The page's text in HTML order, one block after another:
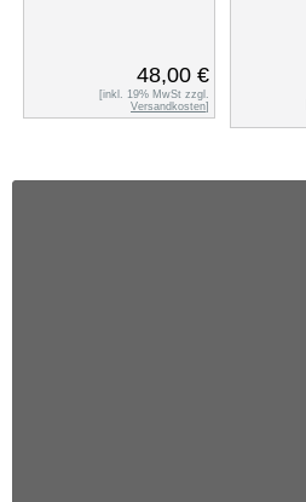
48,00 €
[inkl. 19% MwSt zzgl.
Versandkosten]